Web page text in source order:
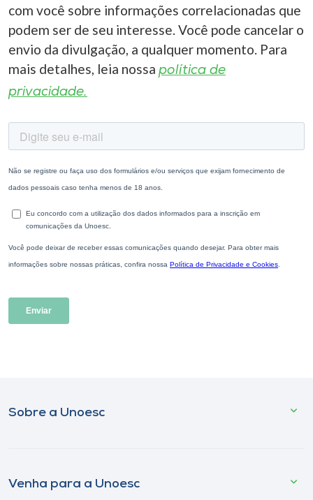
com você sobre informações correlacionadas que
podem ser de seu interesse. Você pode cancelar o
envio da divulgação, a qualquer momento. Para
mais detalhes, leia nossa política de
privacidade.
Sobre a Unoesc
Venha para a Unoesc